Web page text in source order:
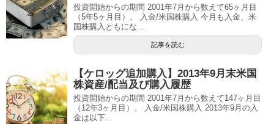
投資開始からの期間 2001年7月から数えて65ヶ月目
（5年5ヶ月目）。 入金/米国株購入 今月も入金、米
国株購入ともにな...
記事を読む
【ケロッグ追加購入】2013年9月末米国
株資産/配当及び購入履歴
投資開始からの期間 2001年7月から数えて147ヶ月目
（12年3ヶ月目）。 入金/米国株購入 2013年9月の入
金は以下...